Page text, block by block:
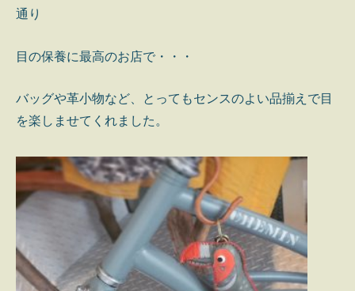
通り
目の保養に最高のお店で・・・
バッグや革小物など、とってもセンスのよい品揃えで目
を楽しませてくれました。